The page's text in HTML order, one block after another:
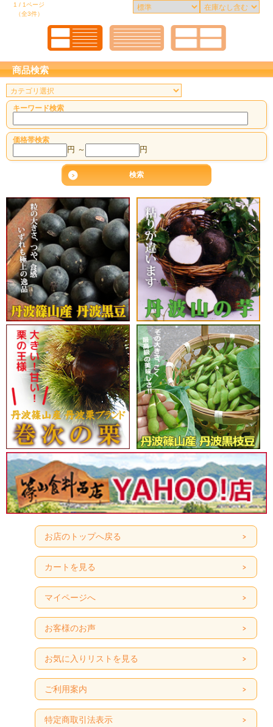
1 / 1ページ
（全3件）
商品検索
キーワード検索
価格帯検索
円 ～ 円
お店のトップへ戻る
カートを見る
マイページへ
お客様のお声
お気に入りリストを見る
ご利用案内
特定商取引法表示